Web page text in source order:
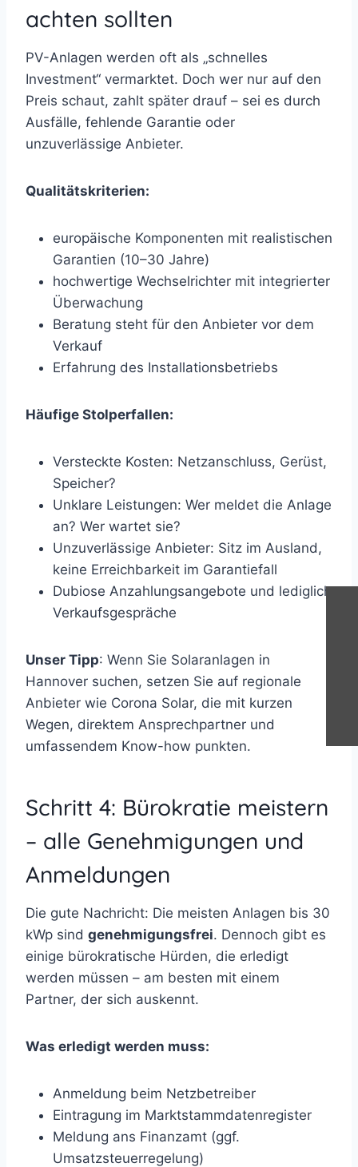
achten sollten
PV-Anlagen werden oft als „schnelles
Investment“ vermarktet. Doch wer nur auf den
Preis schaut, zahlt später drauf – sei es durch
Ausfälle, fehlende Garantie oder
unzuverlässige Anbieter.
Qualitätskriterien:
europäische Komponenten mit realistischen
Garantien (10–30 Jahre)
hochwertige Wechselrichter mit integrierter
Überwachung
Beratung steht für den Anbieter vor dem
Verkauf
Erfahrung des Installationsbetriebs
Häufige Stolperfallen:
Versteckte Kosten: Netzanschluss, Gerüst,
Speicher?
Unklare Leistungen: Wer meldet die Anlage
an? Wer wartet sie?
Unzuverlässige Anbieter: Sitz im Ausland,
keine Erreichbarkeit im Garantiefall
Dubiose Anzahlungsangebote und lediglich
Verkaufsgespräche
Unser Tipp: Wenn Sie Solaranlagen in
Hannover suchen, setzen Sie auf regionale
Anbieter wie Corona Solar, die mit kurzen
Wegen, direktem Ansprechpartner und
umfassendem Know-how punkten.
Schritt 4: Bürokratie meistern
– alle Genehmigungen und
Anmeldungen
Die gute Nachricht: Die meisten Anlagen bis 30
kWp sind genehmigungsfrei. Dennoch gibt es
einige bürokratische Hürden, die erledigt
werden müssen – am besten mit einem
Partner, der sich auskennt.
Was erledigt werden muss:
Anmeldung beim Netzbetreiber
Eintragung im Marktstammdatenregister
Meldung ans Finanzamt (ggf.
Umsatzsteuerregelung)